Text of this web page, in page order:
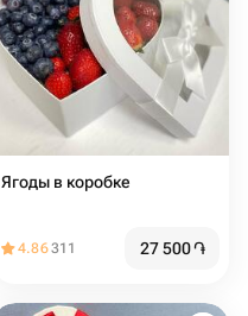
Ягоды в коробке
4.86311 27 500֏